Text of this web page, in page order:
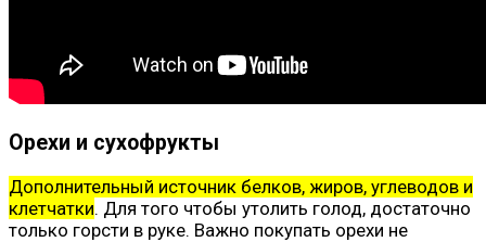
Орехи и сухофрукты
Дополнительный источник белков, жиров, углеводов и
клетчатки. Для того чтобы утолить голод, достаточно
только горсти в руке. Важно покупать орехи не